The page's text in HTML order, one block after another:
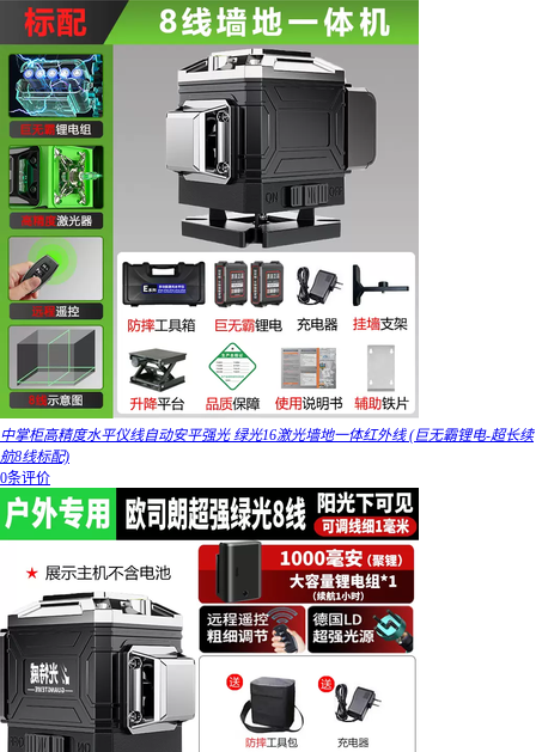
中掌柜高精度水平仪线自动安平强光 绿光16激光墙地一体红外线 (巨无霸锂电-超长续
航8线标配)
0条评价